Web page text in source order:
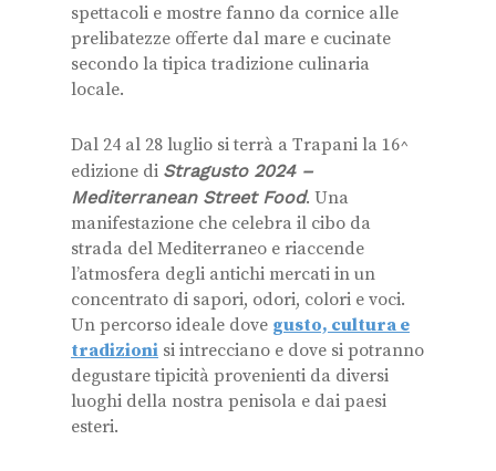
spettacoli e mostre fanno da cornice alle
prelibatezze offerte dal mare e cucinate
secondo la tipica tradizione culinaria
locale.
Dal 24 al 28 luglio si terrà a Trapani la 16^
edizione di Stragusto 2024 –
Mediterranean Street Food. Una
manifestazione che celebra il cibo da
strada del Mediterraneo e riaccende
l’atmosfera degli antichi mercati in un
concentrato di sapori, odori, colori e voci.
Un percorso ideale dove gusto, cultura e
tradizioni si intrecciano e dove si potranno
degustare tipicità provenienti da diversi
luoghi della nostra penisola e dai paesi
esteri.